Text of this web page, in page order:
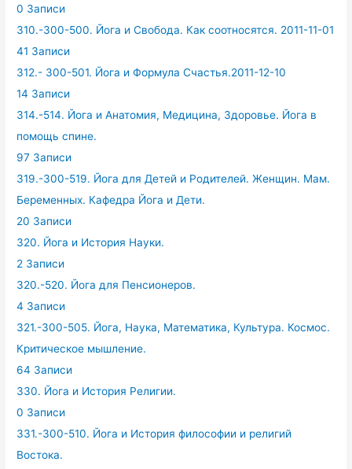
0 Записи
310.-300-500. Йога и Свобода. Как соотносятся. 2011-11-01
41 Записи
312.- 300-501. Йога и Формула Счастья.2011-12-10
14 Записи
314.-514. Йога и Анатомия, Медицина, Здоровье. Йога в
помощь спине.
97 Записи
319.-300-519. Йога для Детей и Родителей. Женщин. Мам.
Беременных. Кафедра Йога и Дети.
20 Записи
320. Йога и История Науки.
2 Записи
320.-520. Йога для Пенсионеров.
4 Записи
321.-300-505. Йога, Наука, Математика, Культура. Космос.
Критическое мышление.
64 Записи
330. Йога и История Религии.
0 Записи
331.-300-510. Йога и История философии и религий
Востока.